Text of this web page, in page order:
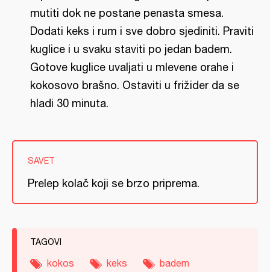
mutiti dok ne postane penasta smesa.
Dodati keks i rum i sve dobro sjediniti. Praviti
kuglice i u svaku staviti po jedan badem.
Gotove kuglice uvaljati u mlevene orahe i
kokosovo brašno. Ostaviti u frižider da se
hladi 30 minuta.
SAVET
Prelep kolač koji se brzo priprema.
TAGOVI
kokos keks
badem